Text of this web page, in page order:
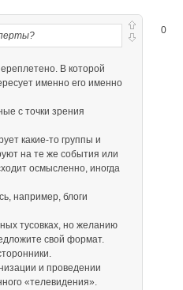
0
В которой
именно его именно
с точки зрения
какие-то группы и
на те же события или
осмысленно, иногда
например, блоги
тусовках, но желанию
свой формат.
и проведении
«телевидения».